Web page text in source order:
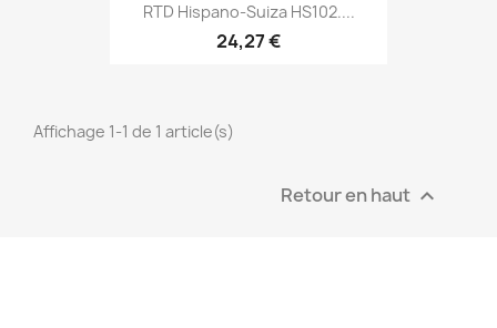
RTD Hispano-Suiza HS102....
24,27 €
Affichage 1-1 de 1 article(s)
Retour en haut 